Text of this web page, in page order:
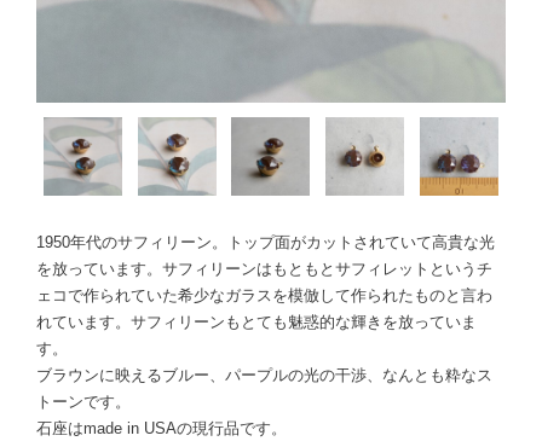
1950年代のサフィリーン。トップ面がカットされていて高貴な光
を放っています。サフィリーンはもともとサフィレットというチ
ェコで作られていた希少なガラスを模倣して作られたものと言わ
れています。サフィリーンもとても魅惑的な輝きを放っていま
す。
ブラウンに映えるブルー、パープルの光の干渉、なんとも粋なス
トーンです。
石座はmade in USAの現行品です。